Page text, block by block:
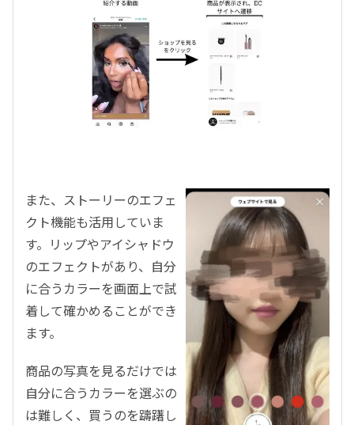
また、ストーリーのエフェ
クト機能も活用していま
す。リップやアイシャドウ
のエフェクトがあり、自分
に合うカラーを画面上で試
着して確かめることができ
ます。
商品の写真を見るだけでは
自分に合うカラーを選ぶの
は難しく、買うのを躊躇し